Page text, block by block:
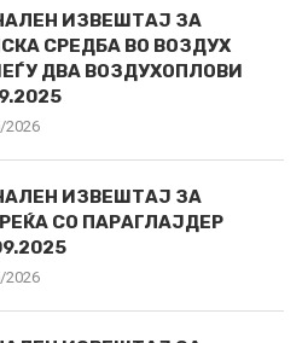
ИЗВЕШТАЈ ЗА
СРЕДБА ВО ВОЗДУХ
ДВА ВОЗДУХОПЛОВИ
2026
ИЗВЕШТАЈ ЗА
СО ПАРАГЛАЈДЕР
2026